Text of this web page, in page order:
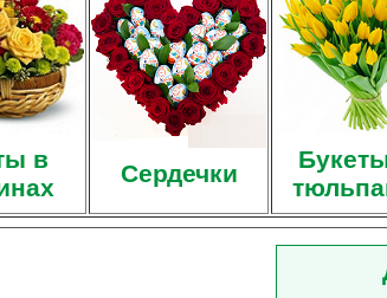
в
Сердечки